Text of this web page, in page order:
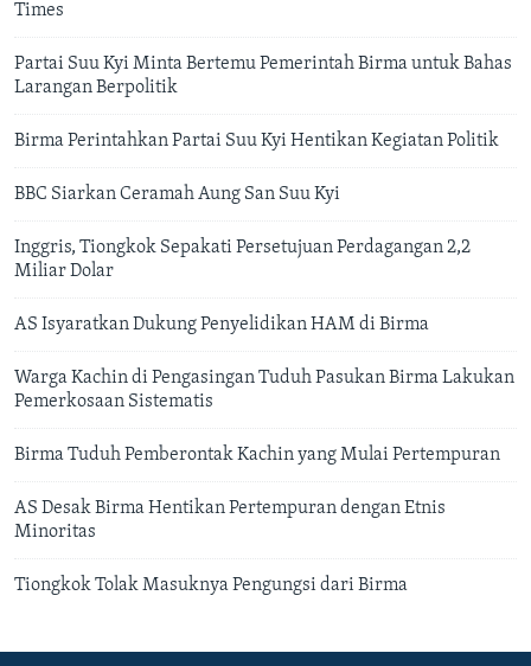
Times
Partai Suu Kyi Minta Bertemu Pemerintah Birma untuk Bahas
Larangan Berpolitik
Birma Perintahkan Partai Suu Kyi Hentikan Kegiatan Politik
BBC Siarkan Ceramah Aung San Suu Kyi
Inggris, Tiongkok Sepakati Persetujuan Perdagangan 2,2
Miliar Dolar
AS Isyaratkan Dukung Penyelidikan HAM di Birma
Warga Kachin di Pengasingan Tuduh Pasukan Birma Lakukan
Pemerkosaan Sistematis
Birma Tuduh Pemberontak Kachin yang Mulai Pertempuran
AS Desak Birma Hentikan Pertempuran dengan Etnis
Minoritas
Tiongkok Tolak Masuknya Pengungsi dari Birma